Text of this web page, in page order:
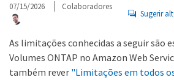
07/15/2026 Colaboradores
Sugerir
As limitações conhecidas a seguir são
Volumes ONTAP no Amazon Web
também rever "Limitações em todos